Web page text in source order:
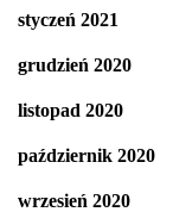
styczeń 2021
grudzień 2020
listopad 2020
październik 2020
wrzesień 2020